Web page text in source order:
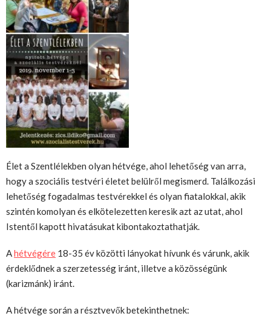
Élet a Szentlélekben olyan hétvége, ahol lehetőség van arra,
hogy a szociális testvéri életet belülről megismerd. Találkozási
lehetőség fogadalmas testvérekkel és olyan fiatalokkal, akik
szintén komolyan és elkötelezetten keresik azt az utat, ahol
Istentől kapott hivatásukat kibontakoztathatják.
Ahétvégére 18-35 év közötti lányokat hívunk és várunk, akik
érdeklődnek a szerzetesség iránt, illetve a közösségünk
(karizmánk) iránt.
A hétvége során a résztvevők betekinthetnek: